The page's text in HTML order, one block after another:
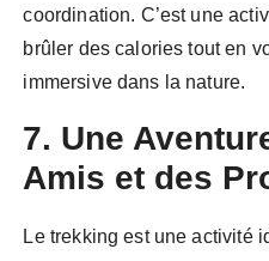
coordination. C’est une
brûler des calories tout en
immersive dans la nature.
7. Une
Amis et des
Le trekking est une activité